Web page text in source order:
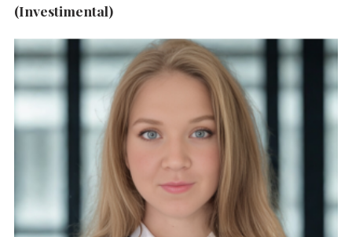
(Investimental)